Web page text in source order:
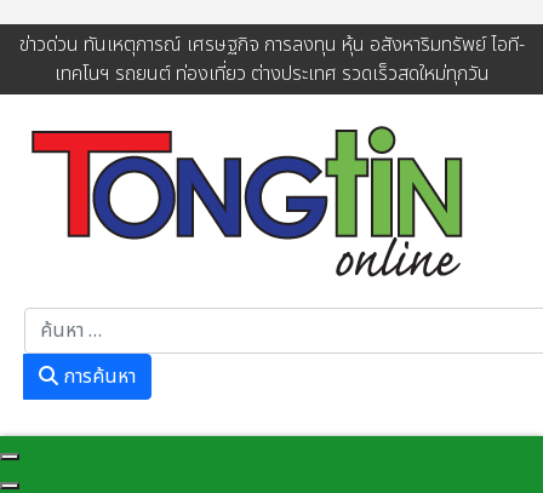
ข่าวด่วน ทันเหตุการณ์ เศรษฐกิจ การลงทุน หุ้น อสังหาริมทรัพย์ ไอที-
เทคโนฯ รถยนต์ ท่องเที่ยว ต่างประเทศ รวดเร็วสดใหม่ทุกวัน
การค้นหา